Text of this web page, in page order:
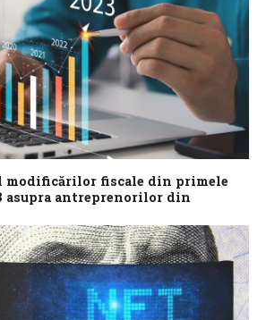
modificărilor fiscale din primele
antreprenorilor din
dintre cele mai mari companii de soluții
a analizat impactul modificărilor
luni...